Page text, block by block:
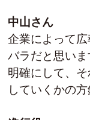
中山さん
企業によって
バラだと思い
明確にして、
していくかの